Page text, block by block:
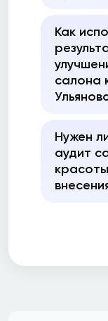
Как
салона
Нужен
аудит